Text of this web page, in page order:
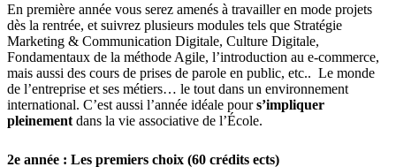
En première année vous serez amenés à travailler en mode projets
dès la rentrée, et suivrez plusieurs modules tels que Stratégie
Marketing & Communication Digitale, Culture Digitale,
Fondamentaux de la méthode Agile, l’introduction au e-commerce,
mais aussi des cours de prises de parole en public, etc.. Le monde
de l’entreprise et ses métiers… le tout dans un environnement
international. C’est aussi l’année idéale pours’impliquer
pleinement dans la vie associative de l’École.
2e année : Les premiers choix (60 crédits ects)